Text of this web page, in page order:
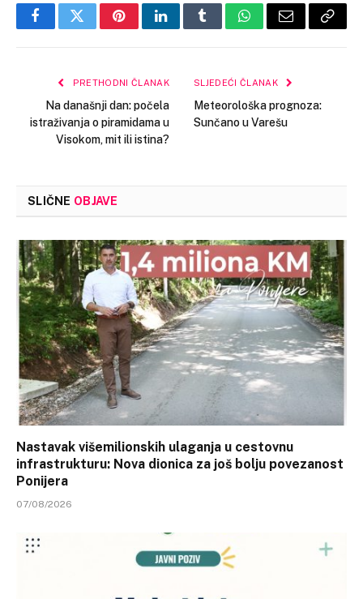
FacebookTwitterPinterestLinkedInTumblrWhatsApp
Email Copy
PRETHODNI ČLANAK
Na današnji dan: počela
istraživanja o piramidama u
Visokom, mit ili istina?
SLJEDEĆI ČLANAK
Meteorološka prognoza:
Sunčano u Varešu
SLIČNE OBJAVE
Nastavak višemilionskih ulaganja u cestovnu
infrastrukturu: Nova dionica za još bolju povezanost
Ponijera
07/08/2026